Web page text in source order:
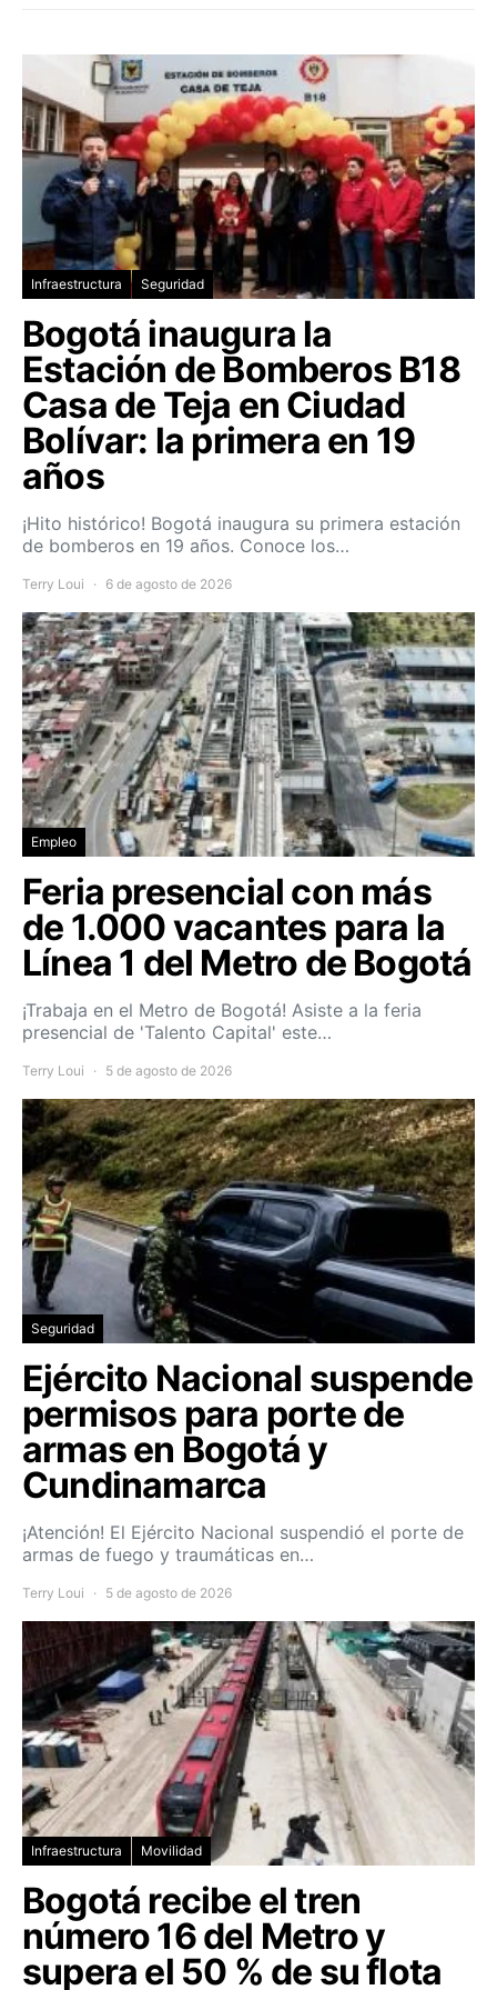
Infraestructura Seguridad
Bogotá inaugura la
Estación de Bomberos B18
Casa de Teja en Ciudad
Bolívar: la primera en 19
años
¡Hito histórico! Bogotá inaugura su primera estación
de bomberos en 19 años. Conoce los…
Terry Loui 6 de agosto de 2026
Empleo
Feria presencial con más
de 1.000 vacantes para la
Línea 1 del Metro de Bogotá
¡Trabaja en el Metro de Bogotá! Asiste a la feria
presencial de 'Talento Capital' este…
Terry Loui 5 de agosto de 2026
Seguridad
Ejército Nacional suspende
permisos para porte de
armas en Bogotá y
Cundinamarca
¡Atención! El Ejército Nacional suspendió el porte de
armas de fuego y traumáticas en…
Terry Loui 5 de agosto de 2026
Infraestructura Movilidad
Bogotá recibe el tren
número 16 del Metro y
supera el 50 % de su flota